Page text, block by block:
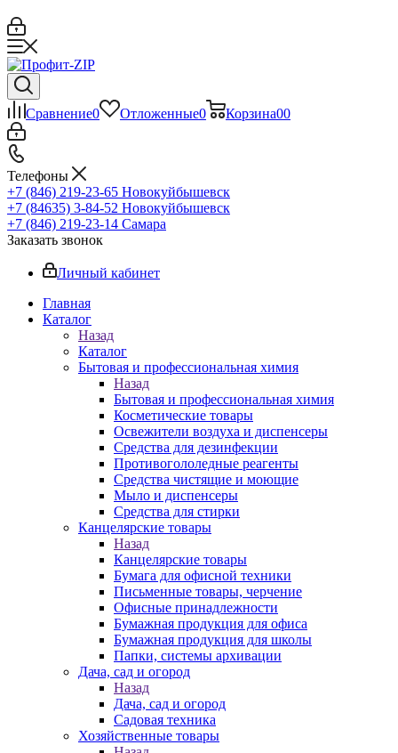
Сравнение0 Отложенные0 Корзина00
Телефоны
+7 (846) 219-23-65 Новокуйбышевск
+7 (84635) 3-84-52 Новокуйбышевск
+7 (846) 219-23-14 Самара
Заказать звонок
Личный кабинет
Главная
Каталог
Назад
Каталог
Бытовая и профессиональная химия
Назад
Бытовая и профессиональная химия
Косметические товары
Освежители воздуха и диспенсеры
Средства для дезинфекции
Противогололедные реагенты
Средства чистящие и моющие
Мыло и диспенсеры
Средства для стирки
Канцелярские товары
Назад
Канцелярские товары
Бумага для офисной техники
Письменные товары, черчение
Офисные принадлежности
Бумажная продукция для офиса
Бумажная продукция для школы
Папки, системы архивации
Дача, сад и огород
Назад
Дача, сад и огород
Садовая техника
Хозяйственные товары